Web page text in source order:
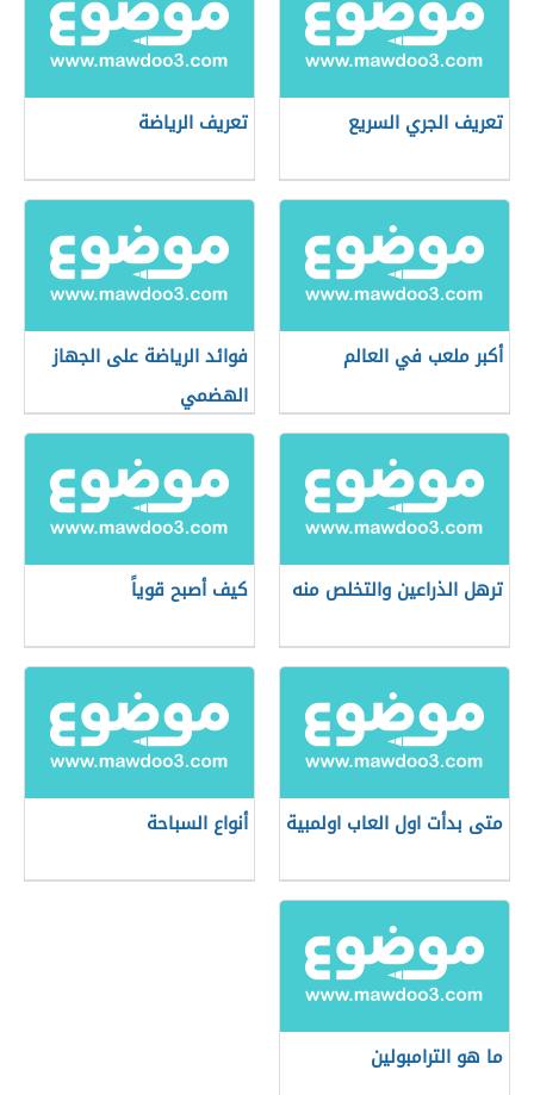
تعريف الجري السريع تعريف الرياضة
أكبر ملعب في العالم
فوائد الرياضة على الجهاز
الهضمي
ترهل الذراعين والتخلص منه كيف أصبح قوياً
متى بدأت اول العاب اولمبية أنواع السباحة
ما هو الترامبولين